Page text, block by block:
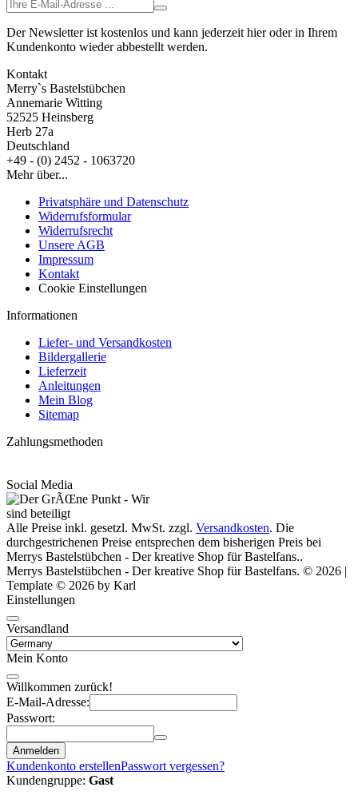
Der Newsletter ist kostenlos und kann jederzeit hier oder in Ihrem
Kundenkonto wieder abbestellt werden.
Kontakt
Merry`s Bastelstübchen
Annemarie Witting
52525 Heinsberg
Herb 27a
Deutschland
+49 - (0) 2452 - 1063720
Mehr über...
Privatsphäre und Datenschutz
Widerrufsformular
Widerrufsrecht
Unsere AGB
Impressum
Kontakt
Cookie Einstellungen
Informationen
Liefer- und Versandkosten
Bildergallerie
Lieferzeit
Anleitungen
Mein Blog
Sitemap
Zahlungsmethoden
Social Media
Alle Preise inkl. gesetzl. MwSt. zzgl. Versandkosten. Die
durchgestrichenen Preise entsprechen dem bisherigen Preis bei
Merrys Bastelstübchen - Der kreative Shop für Bastelfans..
Merrys Bastelstübchen - Der kreative Shop für Bastelfans. © 2026 |
Template © 2026 by Karl
Einstellungen
Versandland
Mein Konto
Willkommen zurück!
E-Mail-Adresse:
Passwort:
Anmelden
Kundenkonto erstellenPasswort vergessen?
Kundengruppe: Gast